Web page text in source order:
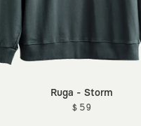
Ruga - Storm
$ 59